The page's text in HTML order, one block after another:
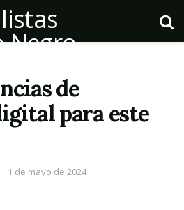
de
para este
1 de mayo de 2024